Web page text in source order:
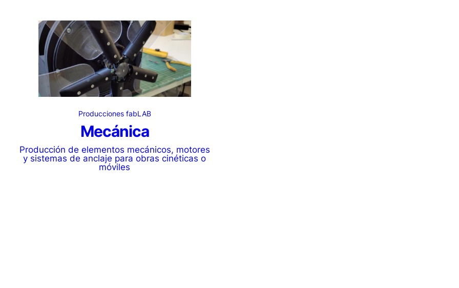
Producciones fabLAB
Mecánica
Producción de elementos mecánicos, motores
y sistemas de anclaje para obras cinéticas o
móviles